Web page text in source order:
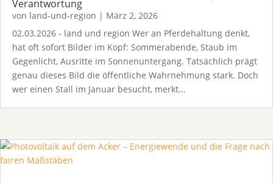
Verantwortung
von land-und-region | März 2, 2026
02.03.2026 - land und region Wer an Pferdehaltung denkt,
hat oft sofort Bilder im Kopf: Sommerabende, Staub im
Gegenlicht, Ausritte im Sonnenuntergang. Tatsächlich prägt
genau dieses Bild die öffentliche Wahrnehmung stark. Doch
wer einen Stall im Januar besucht, merkt...